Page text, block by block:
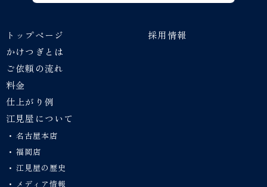
トップページ
かけつぎとは
ご依頼の流れ
料金
仕上がり例
江見屋について
名古屋本店
福岡店
江見屋の歴史
メディア情報
採用情報